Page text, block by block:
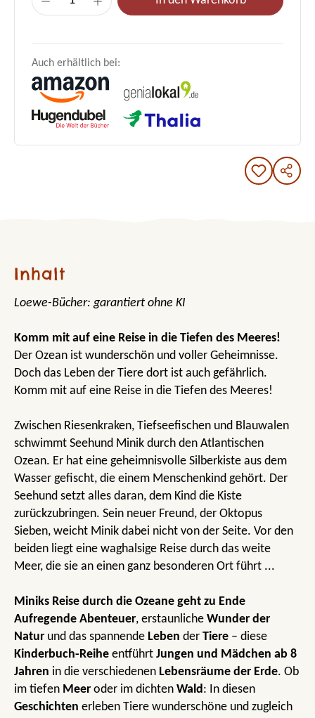
Auch erhältlich bei:
Inhalt
Loewe-Bücher: garantiert ohne KI
Komm mit auf eine Reise in die Tiefen des Meeres!
Der Ozean ist wunderschön und voller Geheimnisse.
Doch das Leben der Tiere dort ist auch gefährlich.
Komm mit auf eine Reise in die Tiefen des Meeres!
Zwischen Riesenkraken, Tiefseefischen und Blauwalen
schwimmt Seehund Minik durch den Atlantischen
Ozean. Er hat eine geheimnisvolle Silberkiste aus dem
Wasser gefischt, die einem Menschenkind gehört. Der
Seehund setzt alles daran, dem Kind die Kiste
zurückzubringen. Sein neuer Freund, der Oktopus
Sieben, weicht Minik dabei nicht von der Seite. Vor den
beiden liegt eine waghalsige Reise durch das weite
Meer, die sie an einen ganz besonderen Ort führt ...
Miniks Reise durch die Ozeane geht zu Ende
Aufregende Abenteuer, erstaunliche Wunder der
Natur und das spannende Leben der Tiere – diese
Kinderbuch-Reihe entführt Jungen und Mädchen ab 8
Jahren in die verschiedenen Lebensräume der Erde. Ob
im tiefen Meer oder im dichten Wald: In diesen
Geschichten erleben Tiere wunderschöne und zugleich